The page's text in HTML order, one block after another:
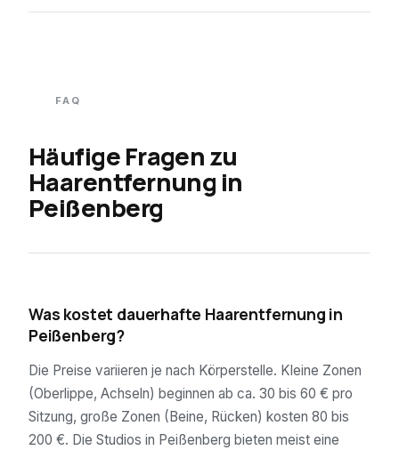
FAQ
Häufige Fragen zu
Haarentfernung in
Peißenberg
Was kostet dauerhafte Haarentfernung in
Peißenberg?
Die Preise variieren je nach Körperstelle. Kleine Zonen
(Oberlippe, Achseln) beginnen ab ca. 30 bis 60 € pro
Sitzung, große Zonen (Beine, Rücken) kosten 80 bis
200 €. Die Studios in Peißenberg bieten meist eine